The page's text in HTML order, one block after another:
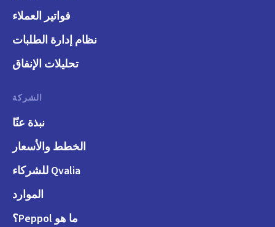
فواتير العملاء
نظام إدارة الطلبات
تحليلات الإنفاق
الشركة
نبذة عنّا
الخطط والأسعار
Qvalia للشركاء
الموارد
ما هو Peppol؟